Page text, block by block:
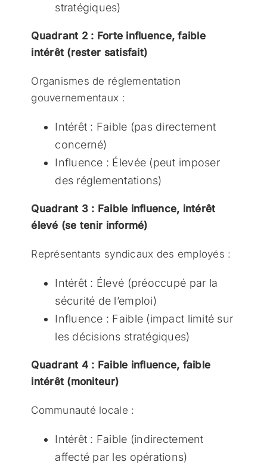
stratégiques)
Quadrant 2 : Forte influence, faible
intérêt (rester satisfait)
Organismes de réglementation
gouvernementaux :
Intérêt : Faible (pas directement
concerné)
Influence : Élevée (peut imposer
des réglementations)
Quadrant 3 : Faible influence, intérêt
élevé (se tenir informé)
Représentants syndicaux des employés :
Intérêt : Élevé (préoccupé par la
sécurité de l’emploi)
Influence : Faible (impact limité sur
les décisions stratégiques)
Quadrant 4 : Faible influence, faible
intérêt (moniteur)
Communauté locale :
Intérêt : Faible (indirectement
affecté par les opérations)